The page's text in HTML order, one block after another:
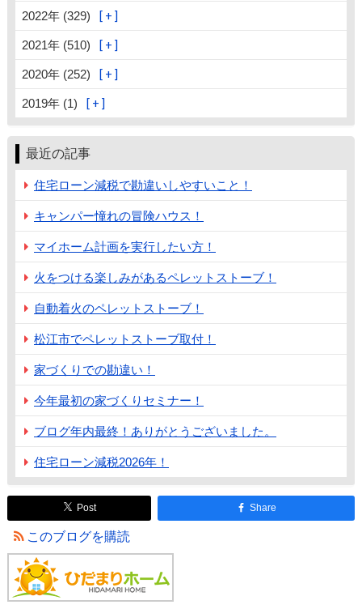
2022年 (329)
2021年 (510)
2020年 (252)
2019年 (1)
最近の記事
住宅ローン減税で勘違いしやすいこと！
キャンパー憧れの冒険ハウス！
マイホーム計画を実行したい方！
火をつける楽しみがあるペレットストーブ！
自動着火のペレットストーブ！
松江市でペレットストーブ取付！
家づくりでの勘違い！
今年最初の家づくりセミナー！
ブログ年内最終！ありがとうございました。
住宅ローン減税2026年！
Post Share
このブログを購読